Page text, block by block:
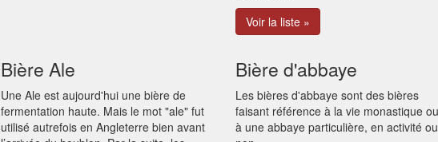
Voir la liste »
Bière Ale
Une Ale est aujourd'hui une bière de
fermentation haute. Mais le mot "ale" fut
utilisé autrefois en Angleterre bien avant
Bière d'abbaye
Les bières d'abbaye sont des bières
faisant référence à la vie monastique ou
à une abbaye particulière, en activité ou